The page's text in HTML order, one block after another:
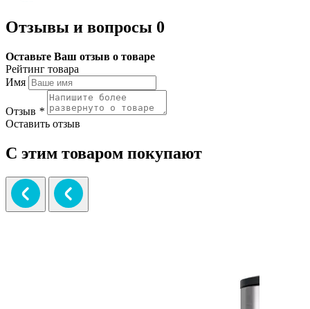
Отзывы и вопросы 0
Оставьте Ваш отзыв о товаре
Рейтинг товара
Имя
Отзыв *
Оставить отзыв
С этим товаром покупают